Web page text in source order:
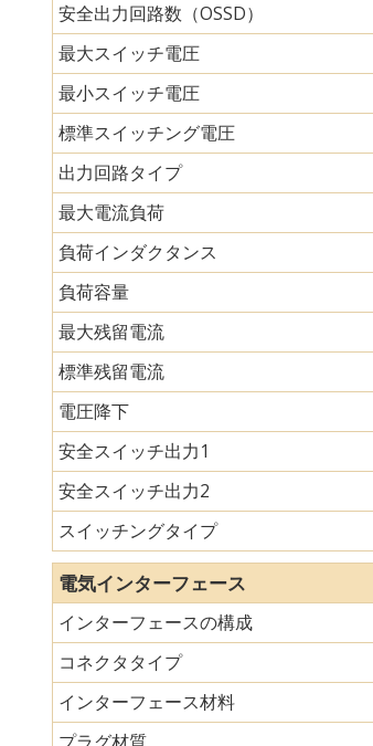
安全出力回路数（OSSD）
最大スイッチ電圧
最小スイッチ電圧
標準スイッチング電圧
出力回路タイプ
最大電流負荷
負荷インダクタンス
負荷容量
最大残留電流
標準残留電流
電圧降下
安全スイッチ出力1
安全スイッチ出力2
スイッチングタイプ
電気インターフェース
インターフェースの構成
コネクタタイプ
インターフェース材料